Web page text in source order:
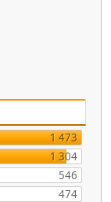
1 473
1 304
546
474